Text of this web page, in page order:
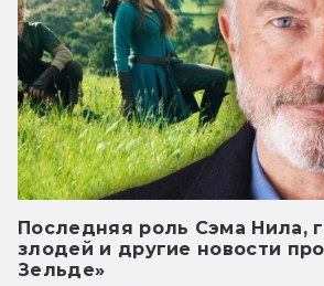
Последняя роль Сэма Нила,
злодей и другие новости
Зельде»